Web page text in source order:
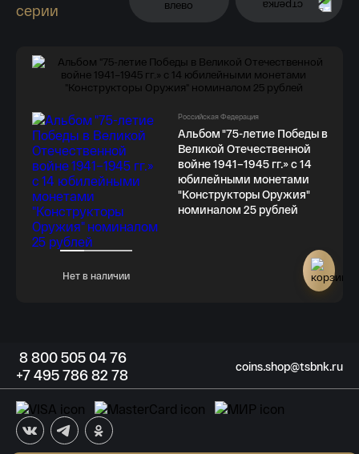
серии
Нет в наличии
Российская Федерация
Альбом "75-летие Победы в
Великой Отечественной
войне 1941–1945 гг.» с 14
юбилейными монетами
"Конструкторы Оружия"
номиналом 25 рублей
8800 50504 76
+7495 78682 78 coins.shop@tsbnk.ru